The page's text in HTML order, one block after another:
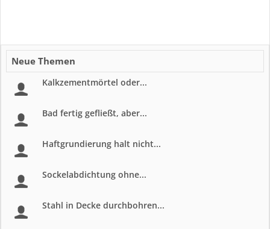
Neue Themen
Kalkzementmörtel oder...
Bad fertig gefließt, aber...
Haftgrundierung halt nicht...
Sockelabdichtung ohne...
Stahl in Decke durchbohren...